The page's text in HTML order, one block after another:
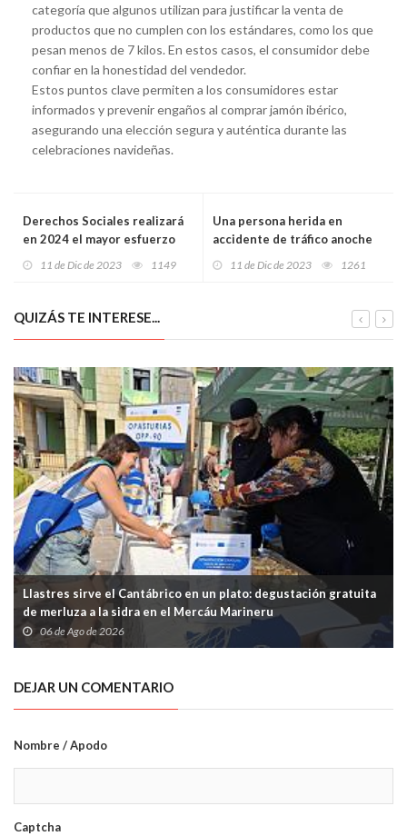
categoría que algunos utilizan para justificar la venta de
productos que no cumplen con los estándares, como los que
pesan menos de 7 kilos. En estos casos, el consumidor debe
confiar en la honestidad del vendedor.
Estos puntos clave permiten a los consumidores estar
informados y prevenir engaños al comprar jamón ibérico,
asegurando una elección segura y auténtica durante las
celebraciones navideñas.
Derechos Sociales realizará
en 2024 el mayor esfuerzo
millones
11 de Dic de 2023 1149
Una persona herida en
accidente de tráfico anoche
11 de Dic de 2023 1261
QUIZÁS TE INTERESE...
Llastres sirve el Cantábrico en un plato: degustación gratuita
de merluza a la sidra en el Mercáu Marineru
06 de Ago de 2026
DEJAR UN COMENTARIO
Nombre / Apodo
Captcha